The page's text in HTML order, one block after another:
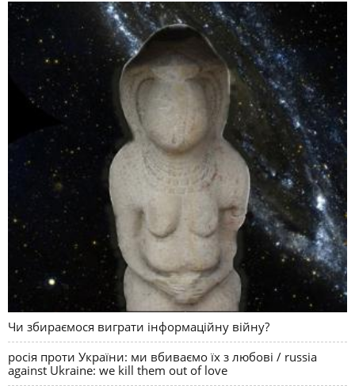
Чи збираємося виграти інформаційну війну?
росія проти України: ми вбиваємо їх з любові / russia
against Ukraine: we kill them out of love